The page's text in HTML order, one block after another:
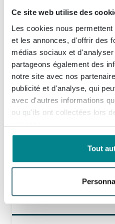
Ce site web utilise des
Les cookies nous
et les annonces, d'offrir des
médias sociaux et
partageons également des
notre site avec nos
publicité et d'analyse, qui
avec d'autres informations
ou qu'ils ont collectées lors
services.
Tout
En stock
Afficher plus
1xFortifura calvi ensemble de
Livraison8 - 9
Afficher plus
En stock
Afficher plus
Fortifura
Afficher plus